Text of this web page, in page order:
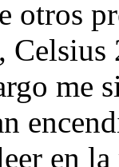
otros
,
me
en